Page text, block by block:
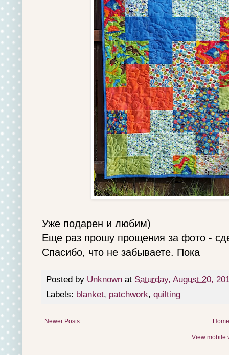
Уже подарен и любим)
Еще раз прошу прощения за фото -
Спасибо, что не забываете. Пока
Posted by Unknown at Saturday, August 20,
Labels: blanket, patchwork,quilting
Newer Posts
View mobile